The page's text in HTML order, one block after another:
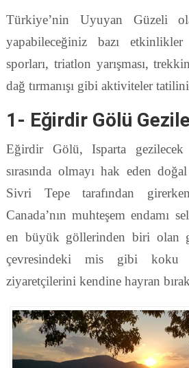
Türkiye’nin Uyuyan Güzeli
yapabileceğiniz bazı
sporları, triatlon yarışması,
dağ tırmanışı gibi aktiviteler
1- Eğirdir Gölü
Eğirdir Gölü, Isparta
sırasında olmayı hak eden
Sivri Tepe tarafından
Canada’nın muhteşem endamı
en büyük göllerinden biri olan
çevresindeki mis gibi koku
ziyaretçilerini kendine hayran